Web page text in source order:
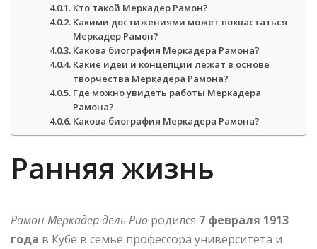
Кто такой Меркадер Рамон?
Какими достижениями может похвастаться
Меркадер Рамон?
Какова биография Меркадера Рамона?
Какие идеи и концепции лежат в основе
творчества Меркадера Рамона?
Где можно увидеть работы Меркадера
Рамона?
Какова биография Меркадера Рамона?
Ранняя жизнь
Рамон Меркадер дель Рио родился 7 февраля 1913
года в Кубе в семье профессора университета и